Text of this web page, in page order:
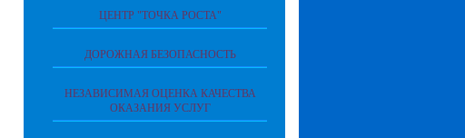
ЦЕНТР "ТОЧКА РОСТА"
ДОРОЖНАЯ БЕЗОПАСНОСТЬ
НЕЗАВИСИМАЯ ОЦЕНКА КАЧЕСТВА
ОКАЗАНИЯ УСЛУГ